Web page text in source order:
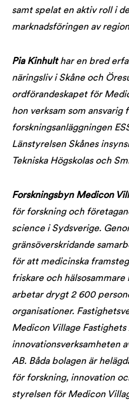
samt spelat en aktiv roll i
marknadsföringen av
Pia Kinhulthar en bred
näringsliv i Skåne och
ordförandeskapet för
hon verksam som ansvarig
forskningsanläggningen
Länstyrelsen Skånes
Tekniska Högskolas och
Forskningsbyn Medicon
för forskning och
science i Sydsverige.
gränsöverskridande
för att medicinska
friskare och
arbetar drygt 2 600
organisationer.
Medicon Village Fastighets
innovationsverksamheten
AB. Båda bolagen är
för forskning, innovation
styrelsen för Medicon